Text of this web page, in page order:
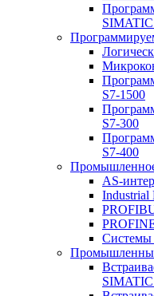
S7-1500
S7-300
S7-400
Промышленное
AS-
Industrial
Системы